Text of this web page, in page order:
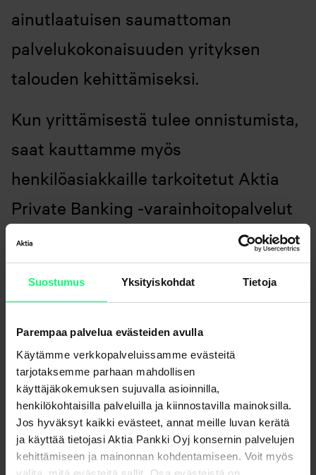
Suostumus Yksityiskohdat Tietoja
Parempaa palvelua evästeiden avulla
Käytämme verkkopalveluissamme evästeitä
tarjotaksemme parhaan mahdollisen
käyttäjäkokemuksen sujuvalla asioinnilla,
henkilökohtaisilla palveluilla ja kiinnostavilla mainoksilla.
Jos hyväksyt kaikki evästeet, annat meille luvan kerätä
ja käyttää tietojasi Aktia Pankki Oyj konsernin palvelujen
kehittämiseen ja mainonnan kohdentamiseen. Voit myös
ainutlaatuisen saumattoman
palvelukokonaisuuden yrityksen
talouden kehittämiseksi.
Kun yrittämisestä tulee onnistumista,
saat kauttamme myös
henkilöasiakkaille tarkoitetut Aktia
Private Banking -varainhoitopalvelut
oman varallisuutesi hoitamiseksi ja
kartuttamiseksi.
Varaa aika, niin katsotaan kuinka
voimme auttaa sinun kokonaisuutesi
hoitamisessa.
Varaa aika tästä, jutellaan